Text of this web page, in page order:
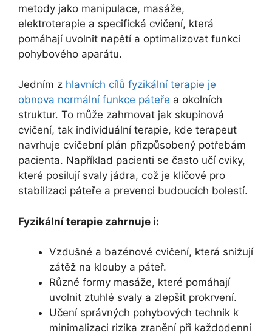
metody jako manipulace, masáže,
elektroterapie a specifická cvičení, která
pomáhají uvolnit napětí a optimalizovat funkci
pohybového aparátu.
Jedním z hlavních cílů fyzikální terapie je
obnova normální funkce páteře a okolních
struktur. To může zahrnovat jak skupinová
cvičení, tak individuální terapie, kde terapeut
navrhuje cvičební plán přizpůsobený potřebám
pacienta. Například pacienti se často učí cviky,
které posilují svaly jádra, což je klíčové pro
stabilizaci páteře a prevenci budoucích bolestí.
Fyzikální terapie zahrnuje i:
Vzdušné a bazénové cvičení, která snižují
zátěž na klouby a páteř.
Různé formy masáže, které pomáhají
uvolnit ztuhlé svaly a zlepšit prokrvení.
Učení správných pohybových technik k
minimalizaci rizika zranění při každodenní